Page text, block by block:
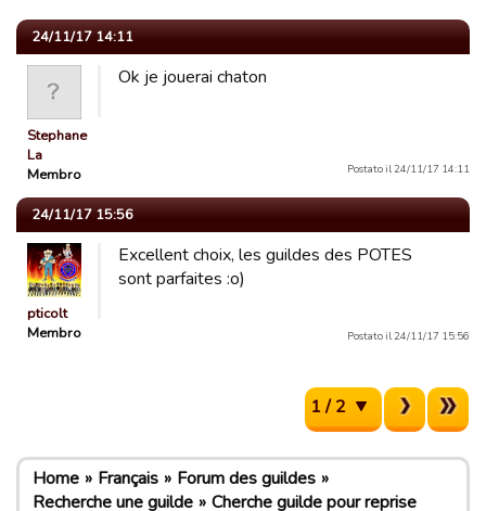
24/11/17 14:11
Stephane
La
Membro
Ok je jouerai chaton
Postato il 24/11/17 14:11
24/11/17 15:56
pticolt
Membro
Excellent choix, les guildes des POTES
sont parfaites :o)
Postato il 24/11/17 15:56
1 / 2
Home Français
Forum des guildes
Recherche une guilde
Cherche guilde pour reprise